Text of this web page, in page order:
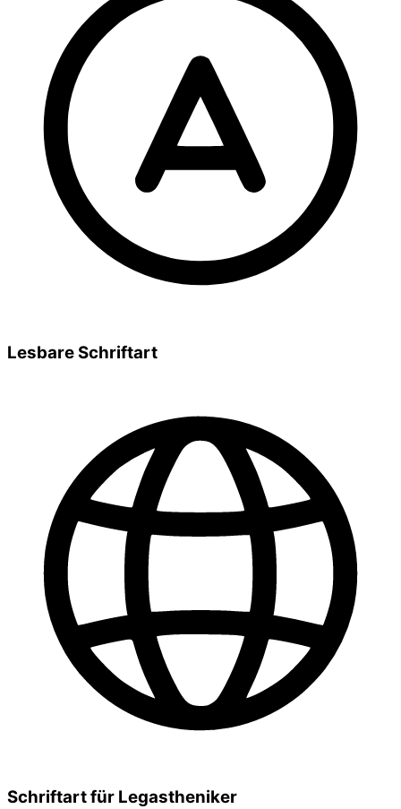
Lesbare Schriftart
Schriftart für Legastheniker